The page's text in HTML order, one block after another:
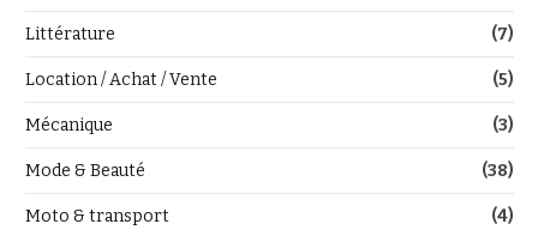
Littérature (7)
Location / Achat / Vente (5)
Mécanique (3)
Mode & Beauté (38)
Moto & transport (4)